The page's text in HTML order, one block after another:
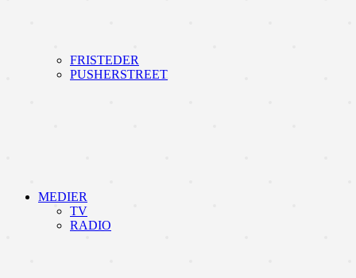
FRISTEDER
PUSHERSTREET
MEDIER
TV
RADIO